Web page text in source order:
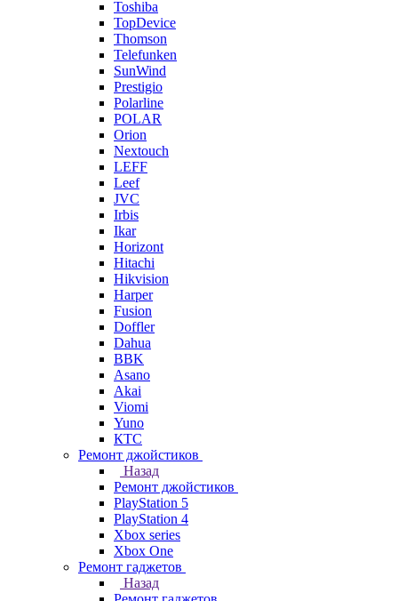
Toshiba
TopDevice
Thomson
Telefunken
SunWind
Prestigio
Polarline
POLAR
Orion
Nextouch
LEFF
Leef
JVC
Irbis
Ikar
Horizont
Hitachi
Hikvision
Harper
Fusion
Doffler
Dahua
BBK
Asano
Akai
Viomi
Yuno
КТС
Ремонт джойстиков
Назад
Ремонт джойстиков
PlayStation 5
PlayStation 4
Xbox series
Xbox One
Ремонт гаджетов
Назад